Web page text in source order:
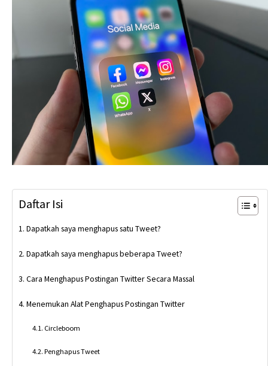
Daftar Isi
Dapatkah saya menghapus satu Tweet?
Dapatkah saya menghapus beberapa Tweet?
Cara Menghapus Postingan Twitter Secara Massal
Menemukan Alat Penghapus Postingan Twitter
Circleboom
Penghapus Tweet